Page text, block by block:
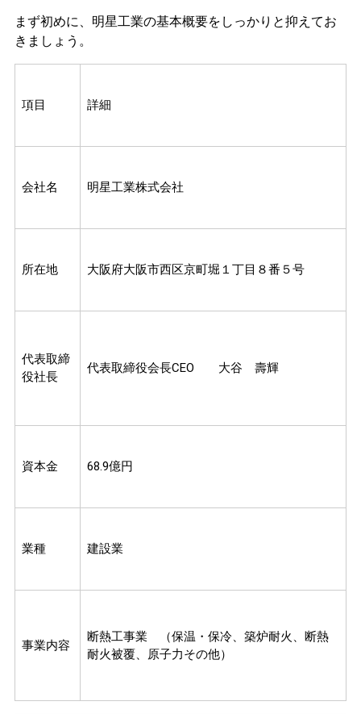
まず初めに、明星工業の基本概要をしっかりと抑えてお
きましょう。
項目 詳細
会社名 明星工業株式会社
所在地 大阪府大阪市西区京町堀１丁目８番５号
代表取締
役社長
代表取締役会長CEO 大谷 壽輝
資本金 68.9億円
業種 建設業
事業内容
断熱工事業 （保温・保冷、築炉耐火、断熱
耐火被覆、原子力その他）